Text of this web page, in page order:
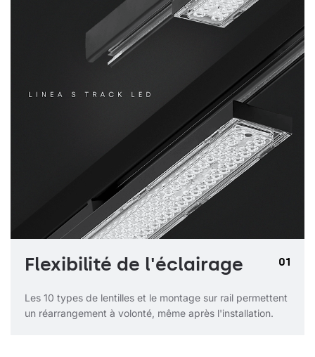
01
Flexibilité de l'éclairage
Les 10 types de lentilles et le montage sur rail permettent
un réarrangement à volonté, même après l'installation.